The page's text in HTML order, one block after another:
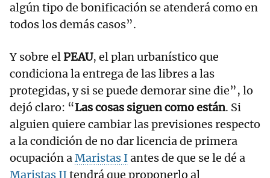
algún tipo de bonificación se atenderá como en
todos los demás casos”.
Y sobre elPEAU, el plan urbanístico que
condiciona la entrega de las libres a las
protegidas, y si se puede demorar sine die”, lo
dejó claro: “Las cosas siguen como están. Si
alguien quiere cambiar las previsiones respecto
a la condición de no dar licencia de primera
ocupación aMaristas Iantes de que se le dé a
Maristas IItendrá que proponerlo al